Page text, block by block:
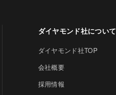
ダイヤモンド社について
ダイヤモンド社TOP
会社概要
採用情報